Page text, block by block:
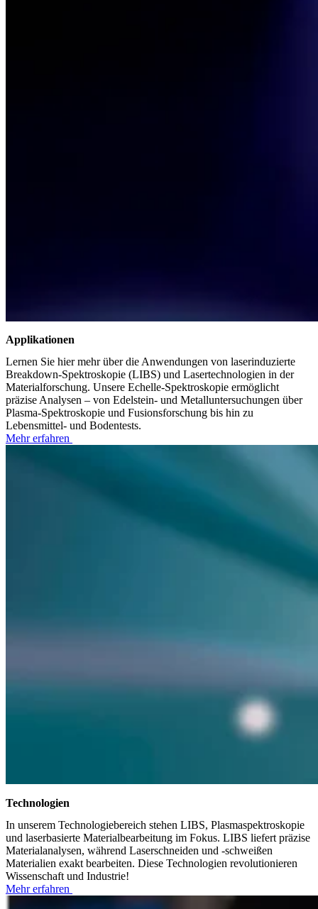
Applikationen
Lernen Sie hier mehr über die Anwendungen von laserinduzierte
Breakdown-Spektroskopie (LIBS) und Lasertechnologien in der
Materialforschung. Unsere Echelle-Spektroskopie ermöglicht
präzise Analysen – von Edelstein- und Metalluntersuchungen über
Plasma-Spektroskopie und Fusionsforschung bis hin zu
Lebensmittel- und Bodentests.
Mehr erfahren
Technologien
In unserem Technologiebereich stehen LIBS, Plasmaspektroskopie
und laserbasierte Materialbearbeitung im Fokus. LIBS liefert präzise
Materialanalysen, während Laserschneiden und -schweißen
Materialien exakt bearbeiten. Diese Technologien revolutionieren
Wissenschaft und Industrie!
Mehr erfahren